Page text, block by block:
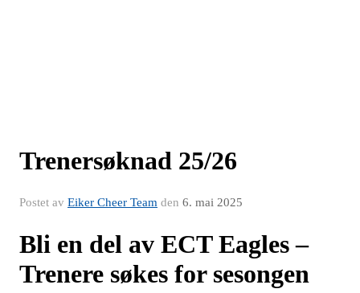
Trenersøknad 25/26
Postet av Eiker Cheer Team den 6. mai 2025
Bli en del av ECT Eagles –
Trenere søkes for sesongen